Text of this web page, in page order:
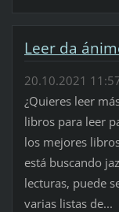
Leer da
20.10.2021
¿Quieres leer
libros para leer
los mejores
está buscando
lecturas, puede
varias listas de...